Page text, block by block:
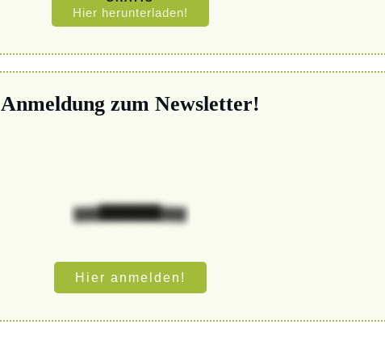
Hier herunterladen!
Anmeldung zum Newsletter!
Hier anmelden!